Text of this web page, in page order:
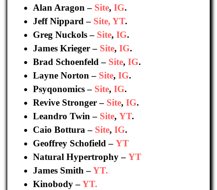
Alan Aragon – Site, IG.
Jeff Nippard – Site, YT.
Greg Nuckols – Site, IG.
James Krieger – Site, IG.
Brad Schoenfeld – Site, IG.
Layne Norton – Site, IG.
Psyqonomics – Site, IG.
Revive Stronger – Site, IG.
Leandro Twin – Site, YT.
Caio Bottura – Site, IG.
Geoffrey Schofield – YT
Natural Hypertrophy – YT
James Smith –YT.
Kinobody –YT.